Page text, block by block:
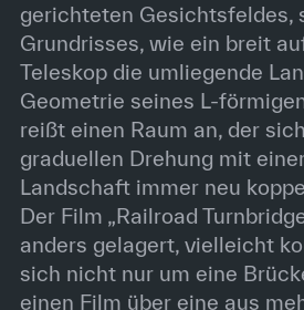
gerichteten Gesichtsfeldes,
Grundrisses, wie ein breit
Teleskop die umliegende
Geometrie seines L-
reißt einen Raum an, der
graduellen Drehung mit
Landschaft immer neu
Der Film „Railroad
anders gelagert, vielleicht
sich nicht nur um eine
einen Film über eine aus